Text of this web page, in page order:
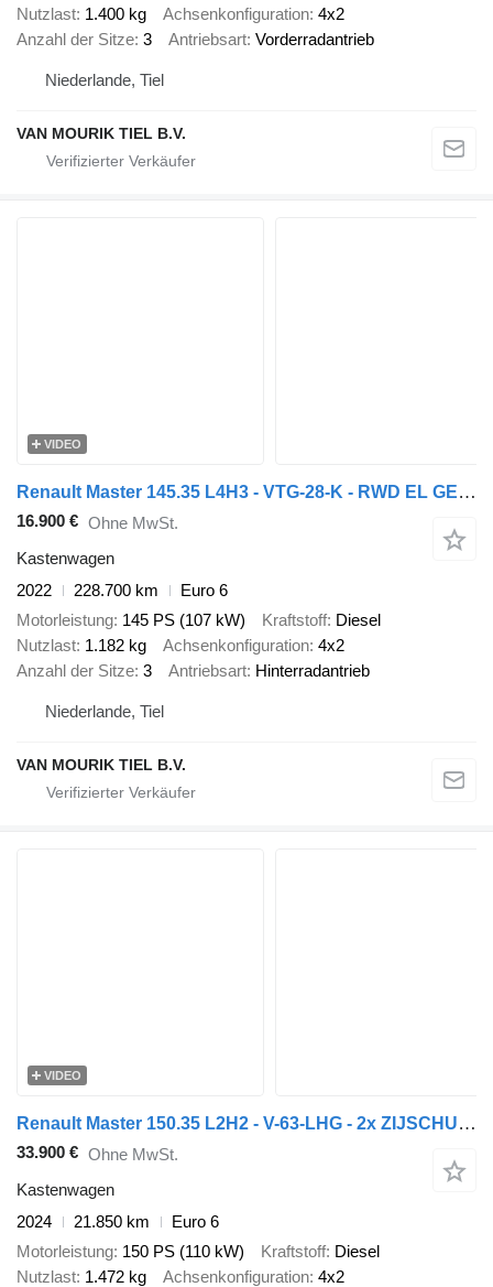
Nutzlast 1.400 kg Achsenkonfiguration 4x2
Anzahl der Sitze 3 Antriebsart Vorderradantrieb
Niederlande, Tiel
VAN MOURIK TIEL B.V.
VIDEO
Renault Master 145.35 L4H3 - VTG-28-K - RWD EL GESLOTEN - EURO 6
16.900 € Ohne MwSt.
Kastenwagen
2022
228.700 km
Euro 6
Motorleistung 145 PS (107 kW) Kraftstoff Diesel
Nutzlast 1.182 kg Achsenkonfiguration 4x2
Anzahl der Sitze 3 Antriebsart Hinterradantrieb
Niederlande, Tiel
VAN MOURIK TIEL B.V.
VIDEO
Renault Master 150.35 L2H2 - V-63-LHG - 2x ZIJSCHUIFDEUR - ZWART METALLI
33.900 € Ohne MwSt.
Kastenwagen
2024
21.850 km
Euro 6
Motorleistung 150 PS (110 kW) Kraftstoff Diesel
Nutzlast 1.472 kg Achsenkonfiguration 4x2